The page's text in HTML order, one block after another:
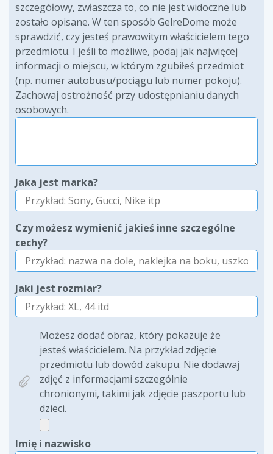
szczegółowy, zwłaszcza to, co nie jest widoczne lub
zostało opisane. W ten sposób GelreDome może
sprawdzić, czy jesteś prawowitym właścicielem tego
przedmiotu. I jeśli to możliwe, podaj jak najwięcej
informacji o miejscu, w którym zgubiłeś przedmiot
(np. numer autobusu/pociągu lub numer pokoju).
Zachowaj ostrożność przy udostępnianiu danych
osobowych.
Jaka jest marka?
Czy możesz wymienić jakieś inne szczególne
cechy?
Jaki jest rozmiar?
Możesz dodać obraz, który pokazuje że
jesteś właścicielem. Na przykład zdjęcie
przedmiotu lub dowód zakupu. Nie dodawaj
zdjęć z informacjami szczególnie
chronionymi, takimi jak zdjęcie paszportu lub
dzieci.
Imię i nazwisko